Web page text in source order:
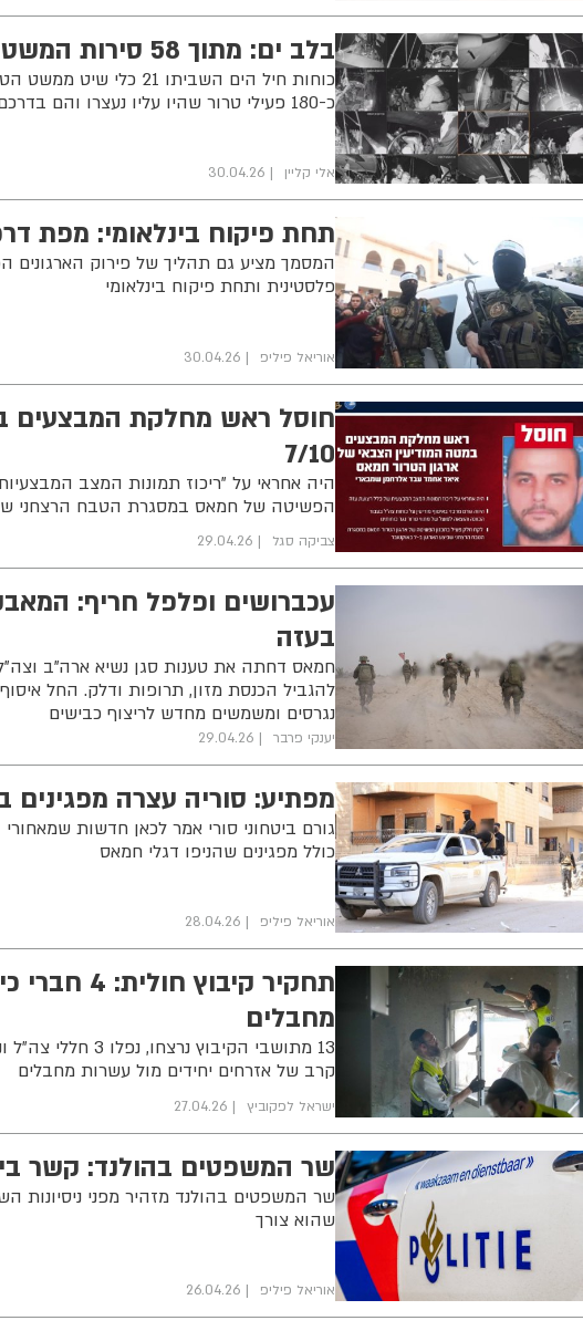
בלב ים: מתוך 58 סירות המשט, 21 כלי שיט נעצרו ע״י חיל הים
כוחות חיל הים השביתו
כ-180 פעילי טרור שהיו עליו נעצרו והם בדרכם לארץ
אלי קליין 30.04.26
תחת פיקוח בינלאומי: מפת
המסמך מציע גם תהליך של פירוק
פלסטינית ותחת פיקוח בינלאומי
אוריאל פיליפ 30.04.26
חוסל ראש מחלקת המבצעים
7/10
היה אחראי על "ריכוז תמונות המצב
הפשיטה של חמאס במסגרת הטבח הרצחני שביצע ב-7
צביקה סגל 29.04.26
עכברושים ופלפל חריף:
בעזה
חמאס דחתה את טענות סגן נשיא ארה”ב
להגביל הכנסת מזון, תרופות ודלק. החל
נגרסים ומשמשים מחדש לריצוף כבישים
יענקי פרבר 29.04.26
מפתיע: סוריה עצרה
גורם ביטחוני סורי אמר לכאן חדשות
כולל מפגינים שהניפו דגלי חמאס
אוריאל פיליפ 28.04.26
תחקיר
מחבלים
קרב של אזרחים יחידים מול עשרות מחבלים
ישראל לפקוביץ 27.04.26
שר המשפטים בהולנד: קשר
שר המשפטים בהולנד מזהיר מפני ניסיונות
שהוא צורך
אוריאל פיליפ 26.04.26